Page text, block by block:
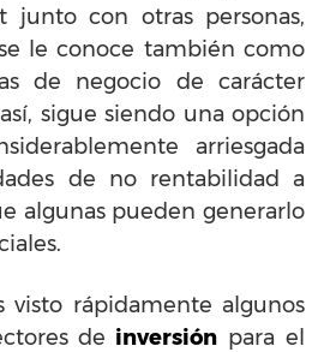
junto con otras personas,
le conoce también como
de negocio de carácter
sigue siendo una opción
arriesgada
de no rentabilidad a
algunas pueden generarlo
visto rápidamente algunos
de inversión para el